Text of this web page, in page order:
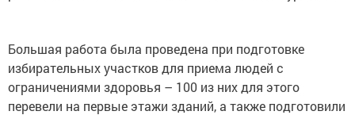
Большая работа была проведена при подготовке
избирательных участков для приема людей с
ограничениями здоровья – 100 из них для этого
перевели на первые этажи зданий, а также подготовили